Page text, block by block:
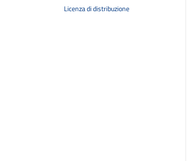
Licenza di distribuzione